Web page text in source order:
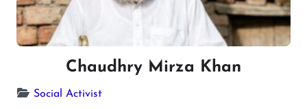
Chaudhry Mirza Khan
Social Activist